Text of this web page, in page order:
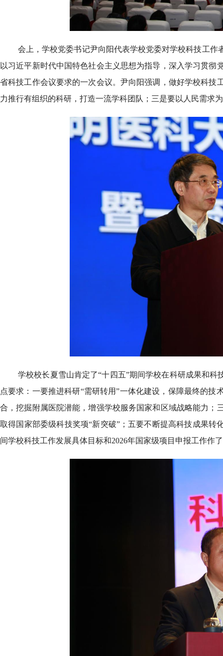
会上，学校党委书记尹向阳代表学校党委对学校科技工
以习近平新时代中国特色社会主义思想为指导，深入学习贯
省科技工作会议要求的一次会议。尹向阳强调，做好学校科
力推行有组织的科研，打造一流学科团队；三是要以人民需求
学校校长夏雪山肯定了“十四五”期间学校在科研成果和
点要求：一要推进科研“需研转用”一体化建设，保障最终的
合，挖掘附属医院潜能，增强学校服务国家和区域战略能力
取得国家部委级科技奖项“新突破”；五要不断提高科技成果
间学校科技工作发展具体目标和2026年国家级项目申报工作作